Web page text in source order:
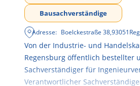
Bausachverständige
Adresse: Boelckestraße 38,93051
Von der Industrie- und
Regensburg öffentlich bestellter
Sachverständiger für
Verantwortlicher